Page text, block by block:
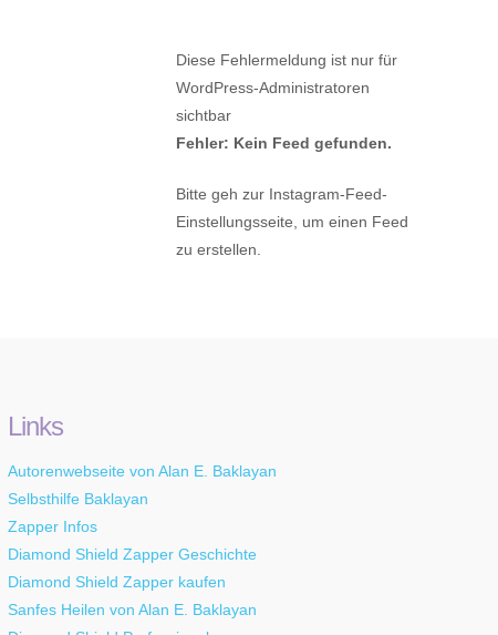
Diese Fehlermeldung ist nur für
WordPress-Administratoren
sichtbar
Fehler: Kein Feed gefunden.
Bitte geh zur Instagram-Feed-
Einstellungsseite, um einen Feed
zu erstellen.
Links
Autorenwebseite von Alan E. Baklayan
Selbsthilfe Baklayan
Zapper Infos
Diamond Shield Zapper Geschichte
Diamond Shield Zapper kaufen
Sanfes Heilen von Alan E. Baklayan